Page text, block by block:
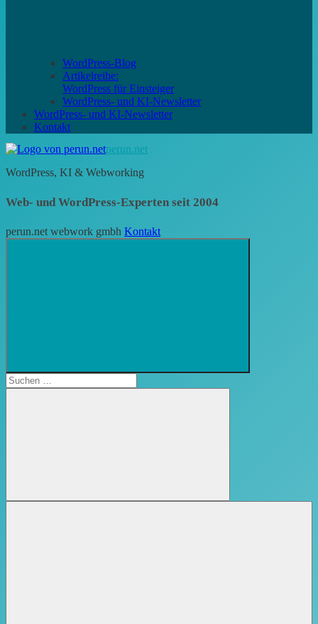
WordPress-Blog
Artikelreihe:
WordPress für Einsteiger
WordPress- und KI-Newsletter
WordPress- und KI-Newsletter
Kontakt
perun.net
WordPress, KI & Webworking
Web- und WordPress-Experten seit 2004
perun.net webwork gmbh Kontakt
öffnen
Suchen
nach:
Suchen